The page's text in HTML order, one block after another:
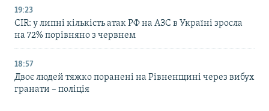
19:23
CIR: у липні кількість атак РФ на АЗС в Україні зросла
на 72% порівняно з червнем
18:57
Двоє людей тяжко поранені на Рівненщині через вибух
гранати – поліція